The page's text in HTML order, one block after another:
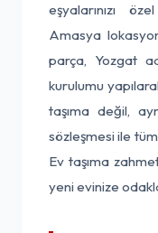
eşyalarınızı
Amasya
parça, Yozgat
kurulumu
taşıma değil,
sözleşmesi ile tüm
Ev taşıma
yeni evinize